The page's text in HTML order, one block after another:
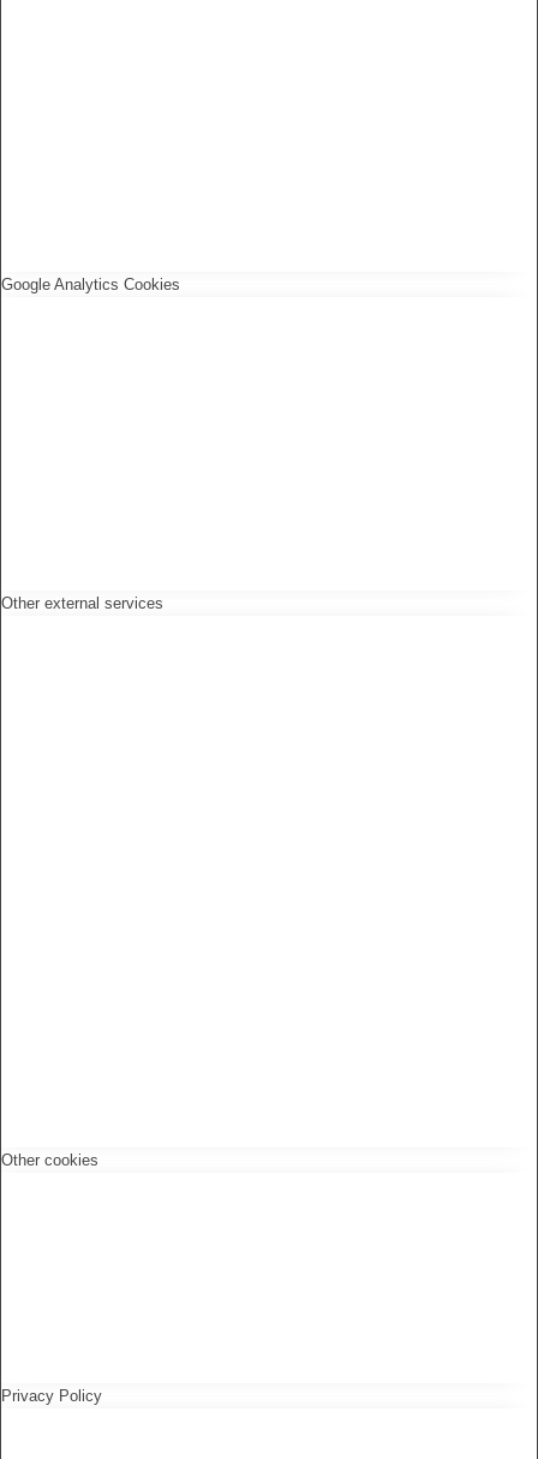
Google Analytics Cookies
Other external services
Other cookies
Privacy Policy